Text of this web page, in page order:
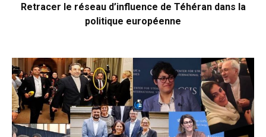
Retracer le réseau d’influence de Téhéran dans la
politique européenne